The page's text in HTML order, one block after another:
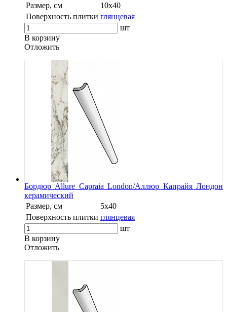
Размер, см
10х40
Поверхность плитки глянцевая
шт
В корзину
Oтложить
Бордюр Allure Capraia London/Аллюр Капрайя Лондон
керамический
Размер, см
5х40
Поверхность плитки глянцевая
шт
В корзину
Oтложить